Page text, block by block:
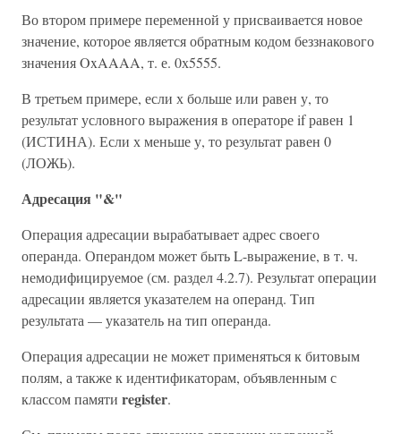
Во втором примере переменной у присваивается новое
значение, которое является обратным кодом беззнакового
значения OxAAAA, т. е. 0х5555.
В третьем примере, если х больше или равен у, то
результат условного выражения в операторе if равен 1
(ИСТИНА). Если х меньше у, то результат равен 0
(ЛОЖЬ).
Адресация "&"
Операция адресации вырабатывает адрес своего
операнда. Операндом может быть L-выражение, в т. ч.
немодифицируемое (см. раздел 4.2.7). Результат операции
адресации является указателем на операнд. Тип
результата — указатель на тип операнда.
Операция адресации не может применяться к битовым
полям, а также к идентификаторам, объявленным с
классом памяти register.